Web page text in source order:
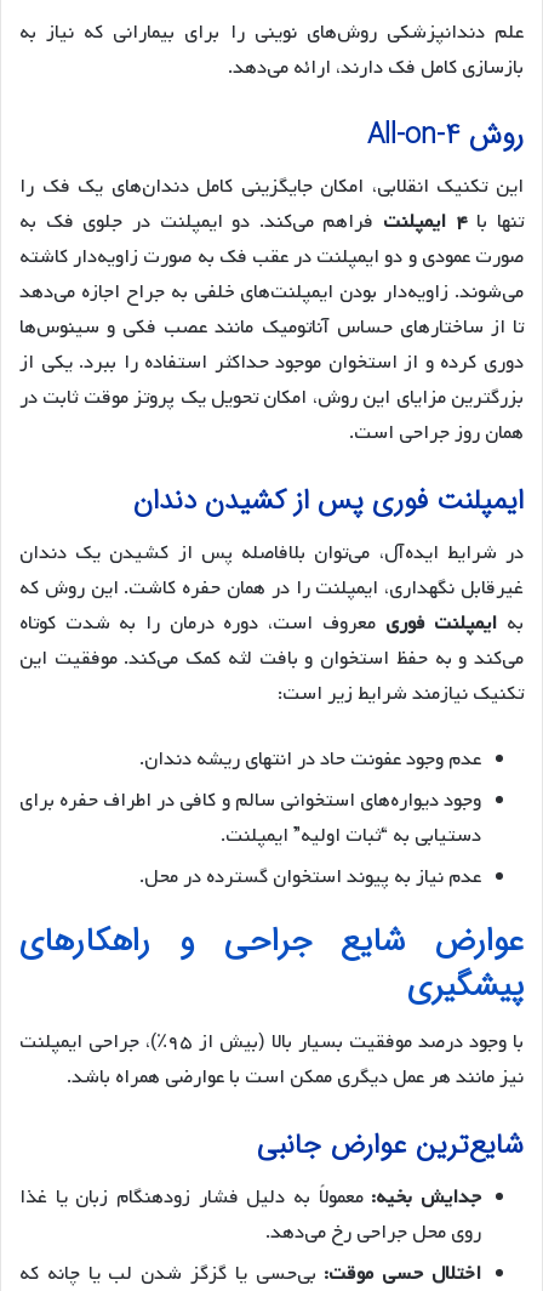
علم دندانپزشکی روش‌های نوینی را برای بیمارانی که نیاز به
بازسازی کامل فک دارند، ارائه می‌دهد.
روش All-on-4
این تکنیک انقلابی، امکان جایگزینی کامل دندان‌های یک فک را
تنها با۴ ایمپلنت
فراهم می‌کند. دو ایمپلنت در جلوی فک به
صورت عمودی و دو ایمپلنت در عقب فک به صورت زاویه‌دار کاشته
می‌شوند. زاویه‌دار بودن ایمپلنت‌های خلفی به جراح اجازه می‌دهد
تا از ساختارهای حساس آناتومیک مانند عصب فکی و سینوس‌ها
دوری کرده و از استخوان موجود حداکثر استفاده را ببرد. یکی از
بزرگترین مزایای این روش، امکان تحویل یک پروتز موقت ثابت در
همان روز جراحی است.
ایمپلنت فوری پس از کشیدن دندان
در شرایط ایده‌آل، می‌توان بلافاصله پس از کشیدن یک دندان
غیرقابل نگهداری، ایمپلنت را در همان حفره کاشت. این روش که
به ایمپلنت فوری معروف است، دوره درمان را به شدت کوتاه
می‌کند و به حفظ استخوان و بافت لثه کمک می‌کند. موفقیت این
تکنیک نیازمند شرایط زیر است:
عدم وجود عفونت حاد در انتهای ریشه دندان.
وجود دیواره‌های استخوانی سالم و کافی در اطراف حفره برای
دستیابی به “ثبات اولیه” ایمپلنت.
عدم نیاز به پیوند استخوان گسترده در محل.
عوارض شایع جراحی و راهکارهای
پیشگیری
با وجود درصد موفقیت بسیار بالا (بیش از ۹۵٪)، جراحی ایمپلنت
نیز مانند هر عمل دیگری ممکن است با عوارضی همراه باشد.
شایع‌ترین عوارض جانبی
جدایش بخیه: معمولاً به دلیل فشار زودهنگام زبان یا غذا
روی محل جراحی رخ می‌دهد.
اختلال حسی موقت: بی‌حسی یا گزگز شدن لب یا چانه که